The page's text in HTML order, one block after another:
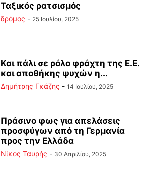
Ταξικός ρατσισμός
δρόμος - 25 Ιουλίου, 2025
Και πάλι σε ρόλο φράχτη της Ε.Ε.
και αποθήκης ψυχών η...
Δημήτρης Γκάζης - 14 Ιουλίου, 2025
Πράσινο φως για απελάσεις
προσφύγων από τη Γερμανία
προς την Ελλάδα
Νίκος Ταυρής - 30 Απριλίου, 2025